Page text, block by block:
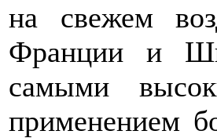
на свежем
Франции и
самыми
применением